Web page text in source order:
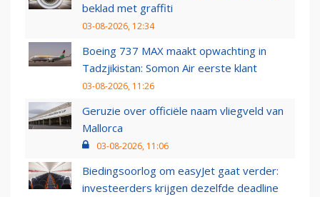
beklad met graffiti
03-08-2026, 12:34
Boeing 737 MAX maakt opwachting in
Tadzjikistan: Somon Air eerste klant
03-08-2026, 11:26
Geruzie over officiële naam vliegveld van
Mallorca
03-08-2026, 11:06
Biedingsoorlog om easyJet gaat verder:
investeerders krijgen dezelfde deadline